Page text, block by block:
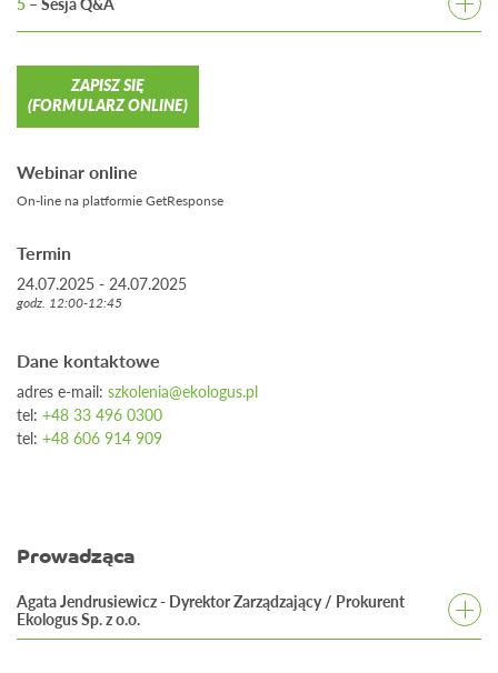
ZAPISZ SIĘ
(FORMULARZ ONLINE)
Webinar online
On-line na platformie GetResponse
Termin
24.07.2025 - 24.07.2025
godz. 12:00-12:45
Dane kontaktowe
adres e-mail: szkolenia@ekologus.pl
tel: +48 33 496 0300
tel: +48 606 914 909
3. Jaką odpowiedzialność może ponieść pracownik a jaką
pracodawca?
2. Reakcja: sorbenty – minimalne wyposażenie zakładu
3. Dlaczego “papierowa” prcedura to za mało?
4. Case study.
2. Możliwość omówienia konkretnych przypadków
i wyzwań.
Prowadząca
Agata Jendrusiewicz - Dyrektor Zarządzający / Prokurent
Ekologus Sp. z o.o.